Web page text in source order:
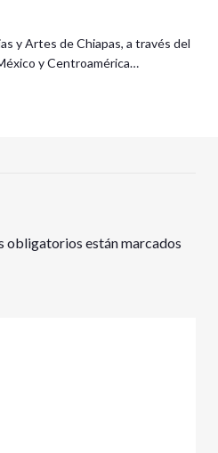
y Artes de Chiapas, a través del
y Centroamérica…
obligatorios están marcados